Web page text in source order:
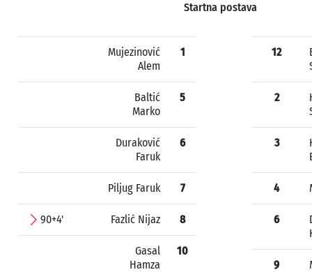
Startna postava
Mujezinović
Alem
1
Baltić
Marko
5
Duraković
Faruk
6
Piljug Faruk 7
90+4' Fazlić Nijaz 8
Gasal
Hamza
10
12
2
3
4
6
9